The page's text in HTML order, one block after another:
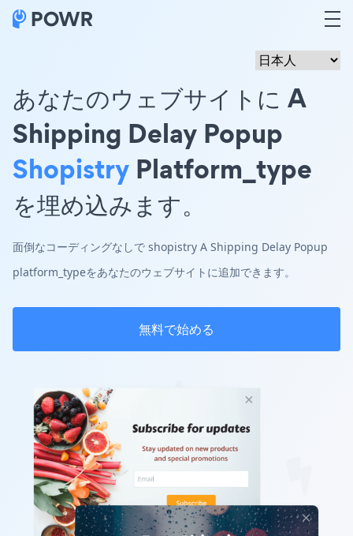
あなたのウェブサイトに A
Shipping Delay Popup
Shopistry Platform_type
を埋め込みます。
面倒なコーディングなしで shopistry A Shipping Delay Popup
platform_typeをあなたのウェブサイトに追加できます。
無料で始める